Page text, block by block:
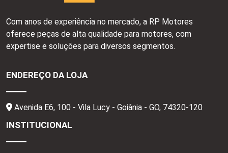
Com anos de experiência no mercado, a RP Motores
oferece peças de alta qualidade para motores, com
expertise e soluções para diversos segmentos.
ENDEREÇO DA LOJA
Avenida E6, 100 - Vila Lucy - Goiânia - GO, 74320-120
INSTITUCIONAL